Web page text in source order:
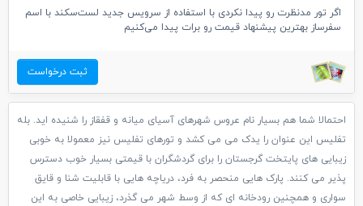
اگر تور مدنظرت رو پیدا نکردی با استفاده از سرویس جدید لست‌سکند با اسم
سفرساز بهترین پیشنهاد قیمت رو برات پیدا می‌کنیم
ثبت درخواست
احتمالا شما هم بسیار نام عروس شهرهای آسیای میانه و قفقاز را شنیده اید. بله
تفلیس این عنوان را یدک می می کشد و تورهای تفلیس نیز معمولا به خوبی
زیبایی های پایتخت گرجستان را برای گردشگران با قیمتی بسیار خوب دسترس
پذیر می کنند. پارک هایی منحصر به فرد، دریاچه هایی با قابلیت شنا و قایق
سواری و همچنین رودخانه ای که از وسط شهر می گذرد، زیبایی خاصی به این